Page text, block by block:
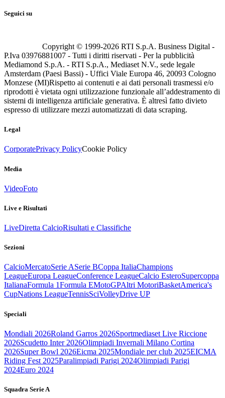
Seguici su
Copyright © 1999-2026 RTI S.p.A. Business Digital -
P.Iva 03976881007 - Tutti i diritti riservati - Per la pubblicità
Mediamond S.p.A. - RTI S.p.A., Mediaset N.V., sede legale
Amsterdam (Paesi Bassi) - Uffici Viale Europa 46, 20093 Cologno
Monzese (MI)Rispetto ai contenuti e ai dati personali trasmessi e/o
riprodotti è vietata ogni utilizzazione funzionale all’addestramento di
sistemi di intelligenza artificiale generativa. È altresì fatto divieto
espresso di utilizzare mezzi automatizzati di data scraping.
Legal
CorporatePrivacy PolicyCookie Policy
Media
VideoFoto
Live e Risultati
LiveDiretta CalcioRisultati e Classifiche
Sezioni
CalcioMercatoSerie ASerie BCoppa ItaliaChampions
LeagueEuropa LeagueConference LeagueCalcio EsteroSupercoppa
ItalianaFormula 1Formula EMotoGPAltri MotoriBasketAmerica's
CupNations LeagueTennisSciVolleyDrive UP
Speciali
Mondiali 2026Roland Garros 2026Sportmediaset Live Riccione
2026Scudetto Inter 2026Olimpiadi Invernali Milano Cortina
2026Super Bowl 2026Eicma 2025Mondiale per club 2025EICMA
Riding Fest 2025Paralimpiadi Parigi 2024Olimpiadi Parigi
2024Euro 2024
Squadra Serie A